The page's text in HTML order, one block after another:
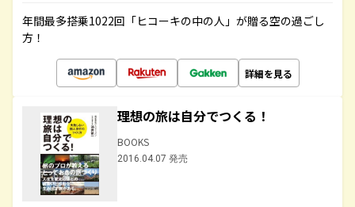
年間最多搭乗1022回「ヒコーキの中の人」が贈る空の過ごし
方！
詳細を見る
理想の旅は自分でつくる！
BOOKS
2016.04.07 発売